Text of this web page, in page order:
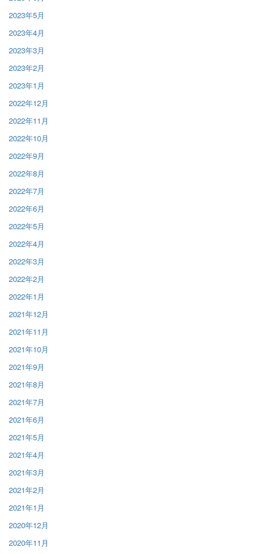
2023年5月
2023年4月
2023年3月
2023年2月
2023年1月
2022年12月
2022年11月
2022年10月
2022年9月
2022年8月
2022年7月
2022年6月
2022年5月
2022年4月
2022年3月
2022年2月
2022年1月
2021年12月
2021年11月
2021年10月
2021年9月
2021年8月
2021年7月
2021年6月
2021年5月
2021年4月
2021年3月
2021年2月
2021年1月
2020年12月
2020年11月